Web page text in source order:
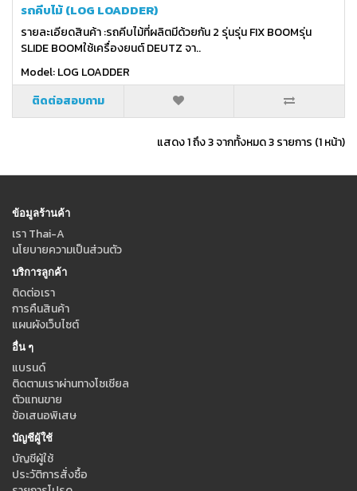
รถคีบไม้ (LOG LOADDER)
รายละเอียดสินค้า :รถคีบไม้ที่ผลิตมีด้วยกัน 2 รุ่นรุ่น FIX BOOMรุ่น
SLIDE BOOMใช้เครื่องยนต์ DEUTZ จา..
Model: LOG LOADDER
ติดต่อสอบถาม
แสดง 1 ถึง 3 จากทั้งหมด 3 รายการ (1 หน้า)
ข้อมูลร้านค้า
เรา Thai-A
นโยบายความเป็นส่วนตัว
บริการลูกค้า
ติดต่อเรา
การคืนสินค้า
แผนผังเว็บไซต์
อื่น ๆ
แบรนด์
ติดตามเราผ่านทางโซเชียล
ตัวแทนขาย
ข้อเสนอพิเสษ
บัญชีผู้ใช้
บัญชีผู้ใช้
ประวัติการสั่งซื้อ